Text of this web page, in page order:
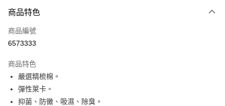
信用卡一次付款
超商取貨付款
Apple Pay
街口支付
商品特色
商品編號
6573333
商品特色
嚴選精梳棉。
彈性萊卡。
抑菌、防黴、吸濕、除臭。